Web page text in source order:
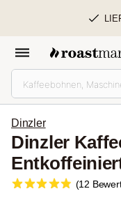
Dinzler
Dinzler
(12